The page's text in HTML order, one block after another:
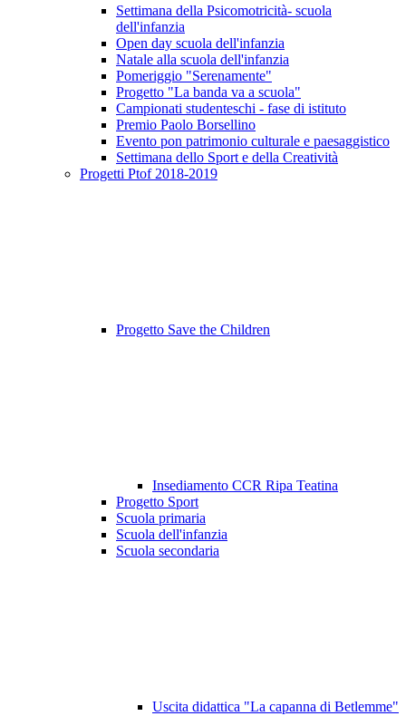
Settimana della Psicomotricità- scuola
dell'infanzia
Open day scuola dell'infanzia
Natale alla scuola dell'infanzia
Pomeriggio "Serenamente"
Progetto "La banda va a scuola"
Campionati studenteschi - fase di istituto
Premio Paolo Borsellino
Evento pon patrimonio culturale e paesaggistico
Settimana dello Sport e della Creatività
Progetti Ptof 2018-2019
Progetto Save the Children
Insediamento CCR Ripa Teatina
Progetto Sport
Scuola primaria
Scuola dell'infanzia
Scuola secondaria
Uscita didattica "La capanna di Betlemme"